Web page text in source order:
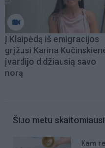
Į Klaipėdą iš emigracijos
grįžusi Karina
įvardijo didžiausią savo
norą
Šiuo metu skaitomiausi
Kam